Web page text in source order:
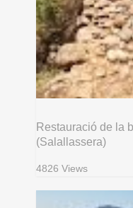
Restauració de la
(Salallassera)
4826 Views